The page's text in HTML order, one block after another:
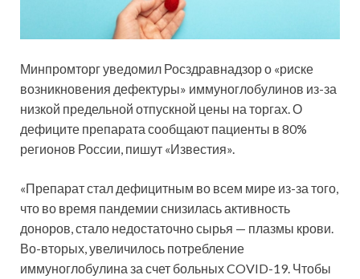
Минпромторг уведомил Росздравнадзор о «риске
возникновения дефектуры» иммуноглобулинов из-за
низкой предельной отпускной цены на торгах. О
дефиците препарата сообщают пациенты в 80%
регионов России, пишут «Известия».
«Препарат стал дефицитным во всем мире из-за того,
что во время пандемии снизилась активность
доноров, стало недостаточно сырья — плазмы крови.
Во-вторых, увеличилось потребление
иммуноглобулина за счет больных COVID-19. Чтобы